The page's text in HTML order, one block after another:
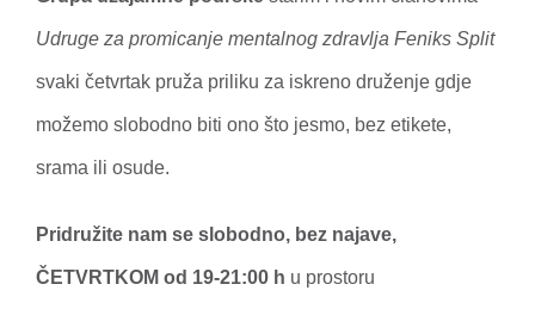
Udruge za promicanje mentalnog zdravlja Feniks Split
svaki četvrtak pruža priliku za iskreno druženje gdje
možemo slobodno biti ono što jesmo, bez etikete,
srama ili osude.
Pridružite nam se slobodno, bez najave,
ČETVRTKOM od 19-21:00 h u prostoru